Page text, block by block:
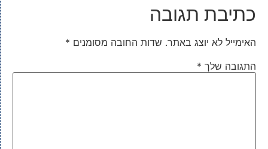
כתיבת תגובה
האימייל לא יוצג באתר. שדות החובה מסומנים *
התגובה שלך *